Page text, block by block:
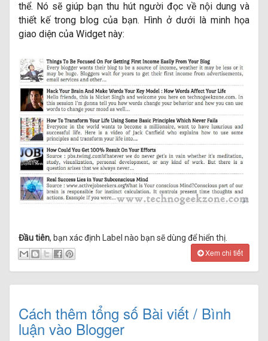
thể. Nó sẽ giúp bạn thu hút người đọc về nội dung và
thiết kế trong blog của bạn. Hình ở dưới là minh họa
giao diện của Widget này:
Đầu tiên, bạn xác định Label nào bạn sẽ dùng để hiển thị.
Xem chi tiết
Cách thêm tổng số Bài viết / Bình
luận vào Blogger